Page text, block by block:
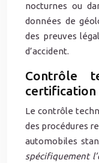
nocturnes ou
données de
des preuves
d’accident.
Contrôle
certification
Le contrôle
des procédures
automobiles
spécifiquement